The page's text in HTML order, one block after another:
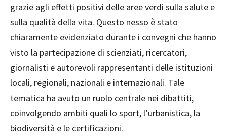
grazie agli effetti positivi delle aree verdi sulla salute e
sulla qualità della vita. Questo nesso è stato
chiaramente evidenziato durante i convegni che hanno
visto la partecipazione di scienziati, ricercatori,
giornalisti e autorevoli rappresentanti delle istituzioni
locali, regionali, nazionali e internazionali. Tale
tematica ha avuto un ruolo centrale nei dibattiti,
coinvolgendo ambiti quali lo sport, l’urbanistica, la
biodiversità e le certificazioni.